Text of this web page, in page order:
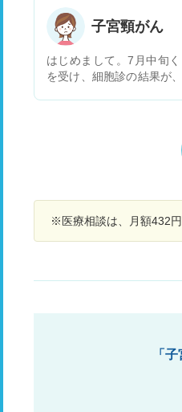
子宮頸がん
はじめまして。7月中旬
を受け、細胞診の結果が
度や高度異形成やガンが
か？ 不安な日々を送って
生にはそんなに深刻なこ
れましたが、凄く不安で
※医療相談は、月額432
「